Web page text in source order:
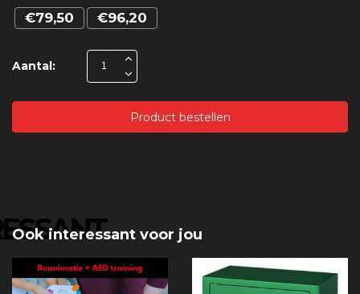
Aantal:
€79,50 €96,20
Product bestellen
Ook interessant voor jou